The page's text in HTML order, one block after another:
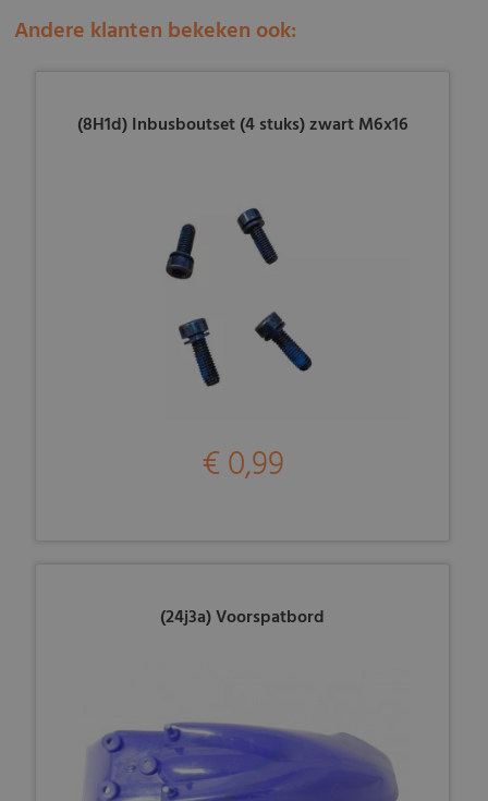
Andere klanten bekeken ook:
(8H1d) Inbusboutset (4 stuks) zwart M6x16
€ 0,99
(24j3a) Voorspatbord